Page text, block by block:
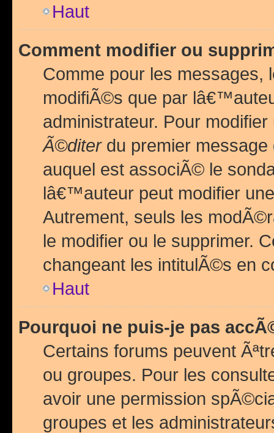
Haut
Comment modifier ou
Comme pour les messages,
modifiÃ©s que par
administrateur. Pour
Ã©diterdu premier
auquel est associÃ© le
lâ€™auteur peut modifier
Autrement, seuls les
le modifier ou le supprimer.
changeant les intitulÃ©s en
Haut
Pourquoi ne puis-je pas
Certains forums peuvent
ou groupes. Pour les
avoir une permission
groupes et les